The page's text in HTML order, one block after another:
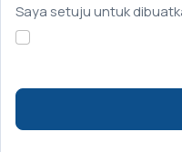
Saya setuju untuk